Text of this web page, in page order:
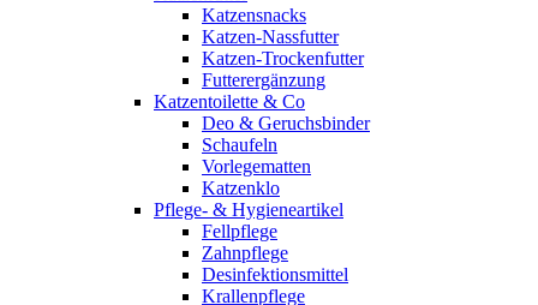
Katzensnacks
Katzen-Nassfutter
Katzen-Trockenfutter
Futterergänzung
Katzentoilette & Co
Deo & Geruchsbinder
Schaufeln
Vorlegematten
Katzenklo
Pflege- & Hygieneartikel
Fellpflege
Zahnpflege
Desinfektionsmittel
Krallenpflege